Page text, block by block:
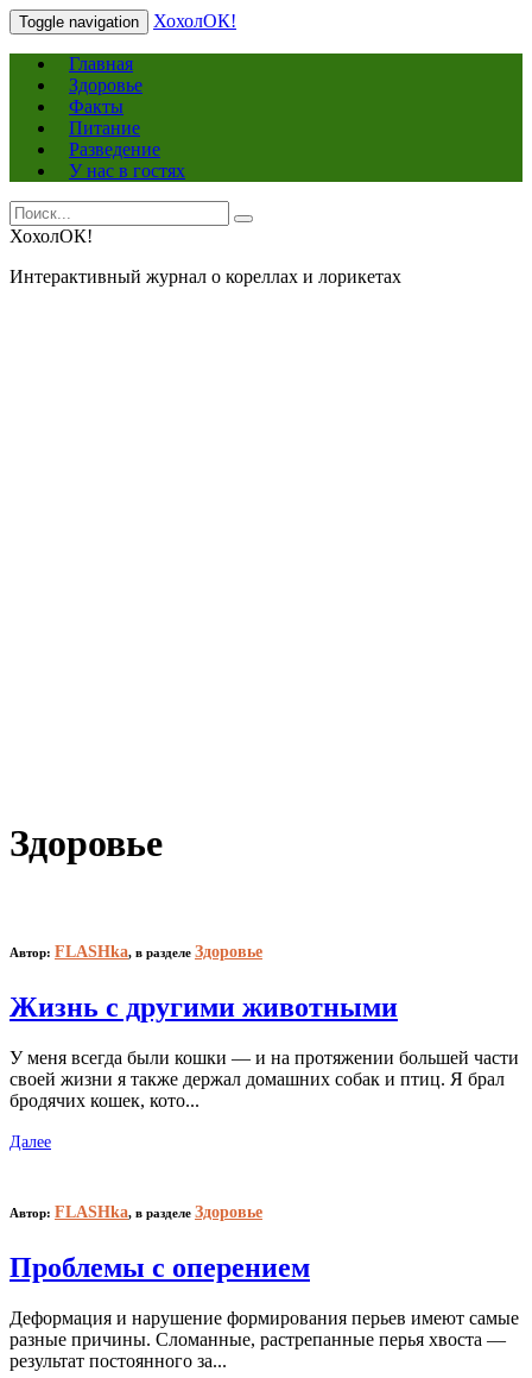
Toggle navigation ХохолОК!
Главная
Здоровье
Факты
Питание
Разведение
У нас в гостях
Search
for:
Search
ХохолОК!
Интерактивный журнал о кореллах и лорикетах
Здоровье
Автор: FLASHka, в разделе Здоровье
Жизнь с другими животными
У меня всегда были кошки — и на протяжении большей части
своей жизни я также держал домашних собак и птиц. Я брал
бродячих кошек, кото...
Далее
Автор: FLASHka, в разделе Здоровье
Проблемы с оперением
Деформация и нарушение формирования перьев имеют самые
разные причины. Сломанные, растрепанные перья хвоста —
результат постоянного за...